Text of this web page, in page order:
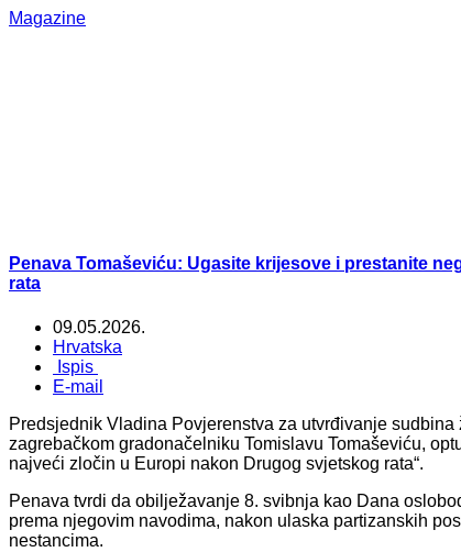
Magazine
Penava Tomaševiću: Ugasite krijesove i prestanite
rata
09.05.2026.
Hrvatska
Ispis
E-mail
Predsjednik Vladina Povjerenstva za utvrđivanje
zagrebačkom gradonačelniku Tomislavu Tomaševiću,
najveći zločin u Europi nakon Drugog svjetskog rata“.
Penava tvrdi da obilježavanje 8. svibnja kao Dana
prema njegovim navodima, nakon ulaska partizanskih
nestancima.